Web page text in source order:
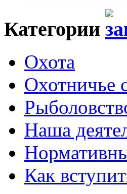
Категории
Охота
Охотничье
Наша
Как